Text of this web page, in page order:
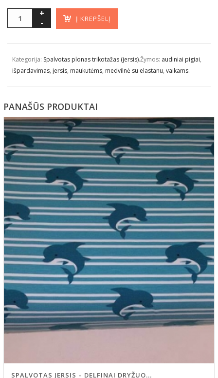
Į KREPŠELĮ
Kategorija: Spalvotas plonas trikotažas (jersis).Žymos: audiniai pigiai,
išpardavimas, jersis, maukutėms, medvilnė su elastanu, vaikams.
PANAŠŪS PRODUKTAI
SPALVOTAS JERSIS – DELFINAI DRYŽUO...